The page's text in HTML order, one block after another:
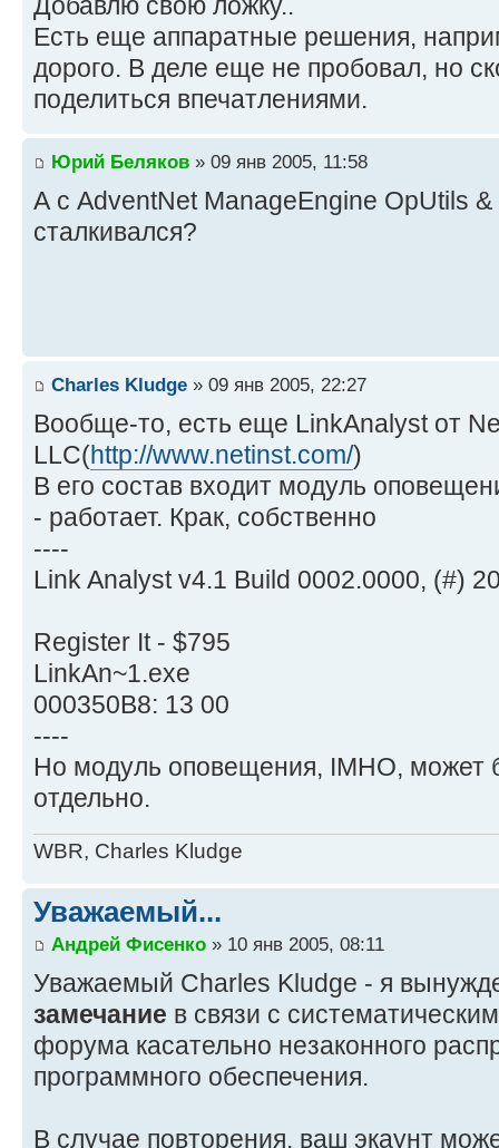
Есть еще аппаратные решения,
дорого. В деле еще не пробовал, но
поделиться впечатлениями.
Юрий Беляков » 09 янв 2005, 11:58
А с AdventNet ManageEngine OpUtils
сталкивался?
Charles Kludge » 09 янв 2005, 22:27
Вообще-то, есть еще LinkAnalyst от
LLC(http://www.netinst.com/)
В его состав входит модуль
- работает. Крак, собственно
----
Link Analyst v4.1 Build 0002.0000, (#)
Register It - $795
LinkAn~1.exe
000350B8: 13 00
----
Но модуль оповещения, IMHO, может
отдельно.
WBR, Charles Kludge
Уважаемый...
Андрей Фисенко » 10 янв 2005, 08:11
Уважаемый Charles Kludge - я
замечание в связи с
форума касательно незаконного
программного обеспечения.
В случае повторения, ваш экаунт